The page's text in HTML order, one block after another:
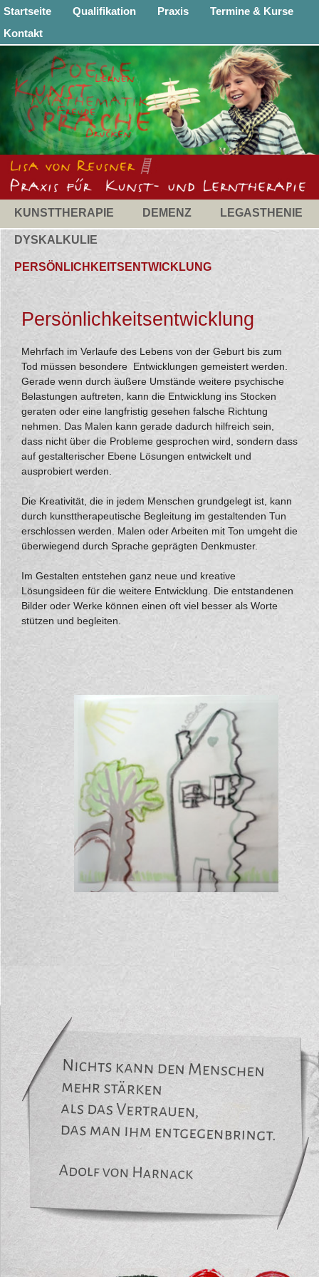
Startseite Qualifikation Praxis
Termine & Kurse
Kontakt
KUNSTTHERAPIE DEMENZ LEGASTHENIE
DYSKALKULIE
PERSÖNLICHKEITSENTWICKLUNG
Persönlichkeitsentwicklung
Mehrfach im Verlaufe des Lebens von der Geburt bis zum
Tod müssen besondere Entwicklungen gemeistert werden.
Gerade wenn durch äußere Umstände weitere psychische
Belastungen auftreten, kann die Entwicklung ins Stocken
geraten oder eine langfristig gesehen falsche Richtung
nehmen. Das Malen kann gerade dadurch hilfreich sein,
dass nicht über die Probleme gesprochen wird, sondern dass
auf gestalterischer Ebene Lösungen entwickelt und
ausprobiert werden.
Die Kreativität, die in jedem Menschen grundgelegt ist, kann
durch kunst­thera­peutische Begleitung im gestaltenden Tun
erschlossen werden. Malen oder Arbeiten mit Ton umgeht die
überwiegend durch Sprache geprägten Denkmuster.
Im Gestalten entstehen ganz neue und kreative
Lösungsideen für die weitere Entwicklung. Die entstandenen
Bilder oder Werke können einen oft viel besser als Worte
stützen und begleiten.